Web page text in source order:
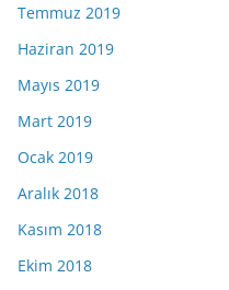
Temmuz 2019
Haziran 2019
Mayıs 2019
Mart 2019
Ocak 2019
Aralık 2018
Kasım 2018
Ekim 2018